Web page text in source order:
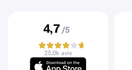
4,7 /5
25,0k avis